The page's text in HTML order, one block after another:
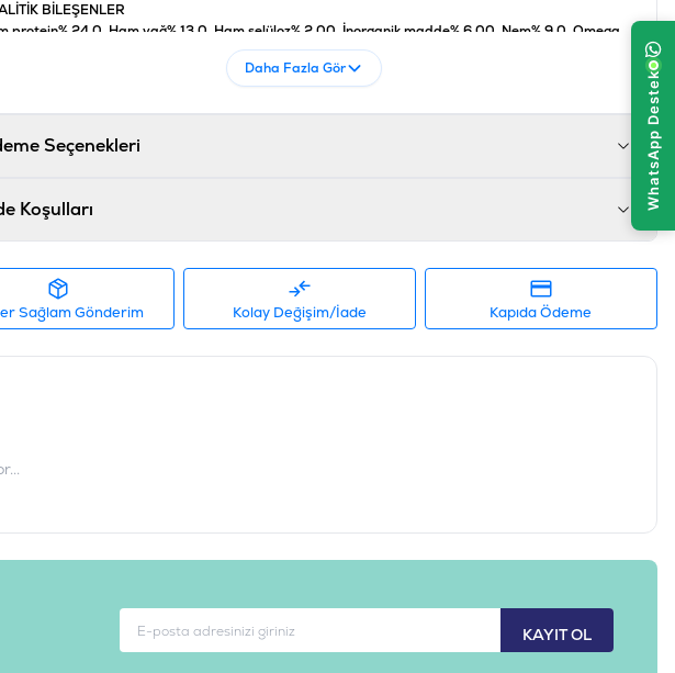
BİLEŞENLER
protein% 24,0, Ham yağ% 13,0, Ham selüloz% 2,00, İnorganik madde% 6,00, Nem% 9,0, Omega
asitleri% 0,6, Omega 6 yağ asitleri 2,2 %, Kalsiyum (Ca)% 1,2, Fosfor (P)% 0,9
kullanma tarihi paketin üstünde yer almaktadır. Ürünün raf ömrü 18 aydır.
Boyutu
:
Orta Irk / Medium, Büyük Irk / Maxi, İri Irk / Giant
Ürün Ağırlığı
12 KG ve Üzeri
8681465601128
choice köpek maması
Daha Fazla Gör
Seçenekleri
Koşulları
Sağlam Gönderim Kolay Değişim/İade Kapıda Ödeme
KAYIT OL